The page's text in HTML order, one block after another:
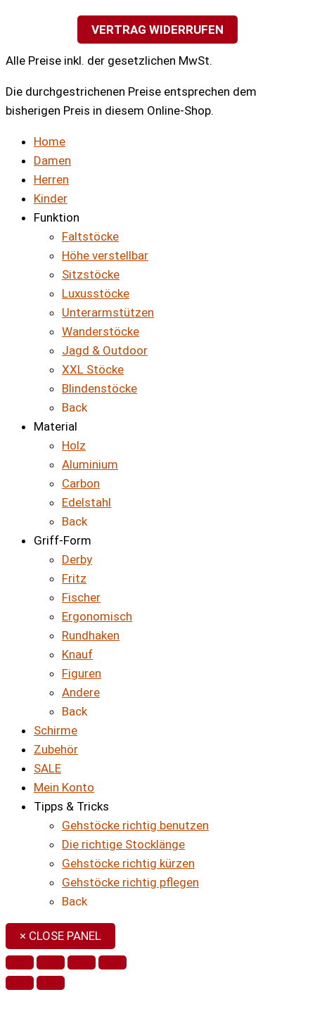
VERTRAG WIDERRUFEN
Alle Preise inkl. der gesetzlichen MwSt.
Die durchgestrichenen Preise entsprechen dem
bisherigen Preis in diesem Online-Shop.
Home
Damen
Herren
Kinder
Funktion
Faltstöcke
Höhe verstellbar
Sitzstöcke
Luxusstöcke
Unterarmstützen
Wanderstöcke
Jagd & Outdoor
XXL Stöcke
Blindenstöcke
Back
Material
Holz
Aluminium
Carbon
Edelstahl
Back
Griff-Form
Derby
Fritz
Fischer
Ergonomisch
Rundhaken
Knauf
Figuren
Andere
Back
Schirme
Zubehör
SALE
Mein Konto
Tipps & Tricks
Gehstöcke richtig benutzen
Die richtige Stocklänge
Gehstöcke richtig kürzen
Gehstöcke richtig pflegen
Back
× CLOSE PANEL